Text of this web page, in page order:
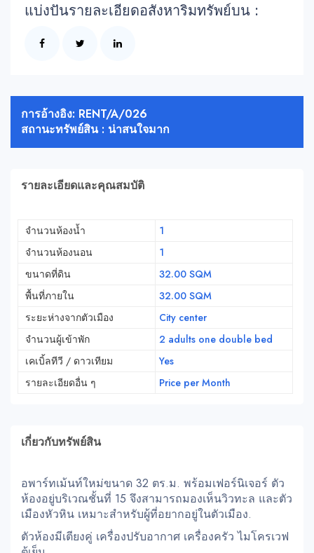
แบ่งปันรายละเอียดอสังหาริมทรัพย์บน :
การอ้างอิง: RENT/A/026
สถานะทรัพย์สิน : น่าสนใจมาก
รายละเอียดและคุณสมบัติ
จำนวนห้องน้ำ
1
จำนวนห้องนอน
1
ขนาดที่ดิน
32.00 SQM
พื้นที่ภายใน
32.00 SQM
ระยะห่างจากตัวเมือง
City center
จำนวนผู้เข้าพัก
2 adults one double bed
เคเบิ้ลทีวี / ดาวเทียม
Yes
รายละเอียดอื่น ๆ
Price per Month
เกี่ยวกับทรัพย์สิน
อพาร์ทเม้นท์ใหม่ขนาด 32 ตร.ม. พร้อมเฟอร์นิเจอร์ ตัว
ห้องอยู่บริเวณชั้นที่ 15 จึงสามารถมองเห็นวิวทะล และตัว
เมืองหัวหิน เหมาะสำหรับผู้ที่อยากอยู่ในตัวเมือง.
ตัวห้องมีเตียงคู่ เครื่องปรับอากาศ เครื่องครัว ไมโครเวฟ